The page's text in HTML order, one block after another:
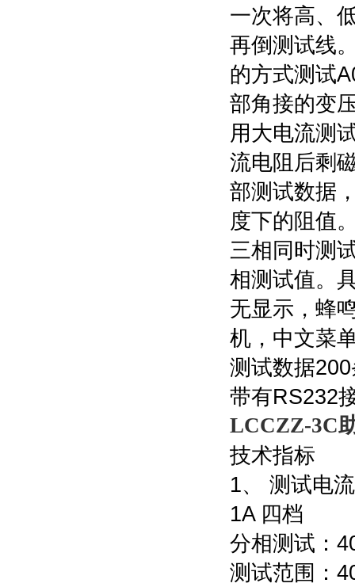
一次将高、
再倒测试线
的方式测试
部角接的变
用大电流测
流电阻后剩
部测试数据
度下的阻值
三相同时测
相测试值。
无显示，蜂
机，中文菜
测试数据
带有RS232
LCCZZ-3C
技术指标
1、 测试电
1A 四档
分相测试：
测试范围：